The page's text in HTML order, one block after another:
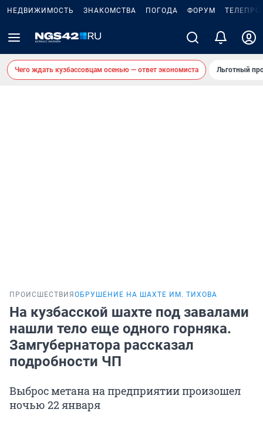
НЕДВИЖИМОСТЬ ЗНАКОМСТВА ПОГОДА ФОРУМ
Чего ждать кузбассовцам осенью — ответ экономиста Льготный
ПРОИСШЕСТВИЯ ОБРУШЕНИЕ НА ШАХТЕ ИМ. ТИХОВА
На кузбасской шахте под завалами
нашли тело еще одного горняка.
Замгубернатора рассказал
подробности ЧП
Выброс метана на предприятии произошел
ночью 22 января